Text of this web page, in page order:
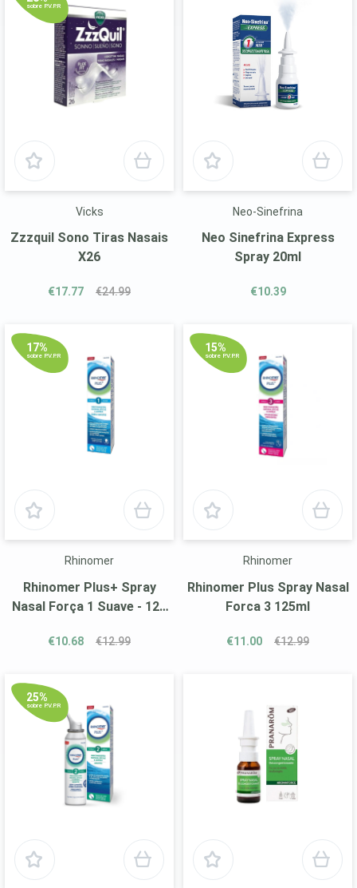
sobre P.V.P.R
Vicks
Zzzquil Sono Tiras Nasais
X26
€17.77 €24.99
Neo-Sinefrina
Neo Sinefrina Express
Spray 20ml
€10.39
17%
sobre P.V.P.R
Rhinomer
Rhinomer Plus+ Spray
Nasal Força 1 Suave - 125
€10.68 €12.99
15%
sobre P.V.P.R
Rhinomer
Rhinomer Plus Spray Nasal
Forca 3 125ml
€11.00 €12.99
25%
sobre P.V.P.R